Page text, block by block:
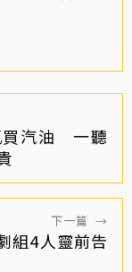
買汽油 一聽
下一篇 →
組4人靈前告